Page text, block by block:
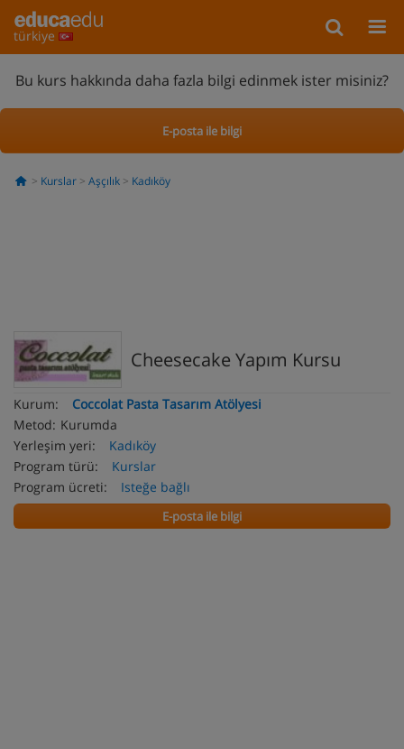
türkiye
Bu kurs hakkında daha fazla bilgi edinmek ister misiniz?
E-posta ile bilgi
Kurslar Aşçılık Kadıköy
Cheesecake Yapım Kursu
Kurum:
Coccolat Pasta Tasarım Atölyesi
Metod: Kurumda
Yerleşim yeri:
Kadıköy
Program türü:
Kurslar
Program ücreti:
Isteğe bağlı
E-posta ile bilgi